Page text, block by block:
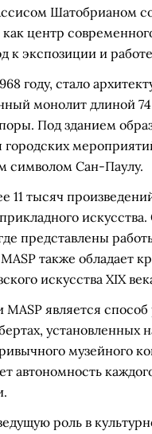
Шатобрианом
центр
к экспозиции и
году, стало
монолит длиной
Под зданием
городских
символом Сан-Паулу.
11 тысяч
представлены
также обладает
искусства XIX
является
установленных
музейного
автономность
роль в